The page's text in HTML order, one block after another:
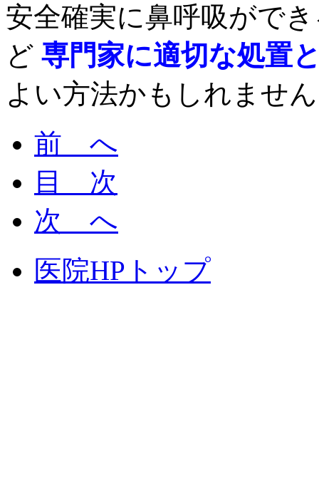
安全確実に鼻呼吸がで
ど 専門家に適切な処置
よい方法かもしれませ
前 へ
目 次
次 へ
医院HPトップ